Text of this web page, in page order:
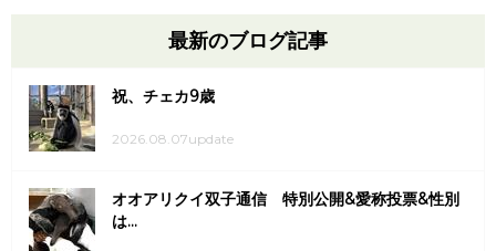
最新のブログ記事
祝、チェカ9歳
2026.08.07update
オオアリクイ双子通信 特別公開&愛称投票&性別
は...